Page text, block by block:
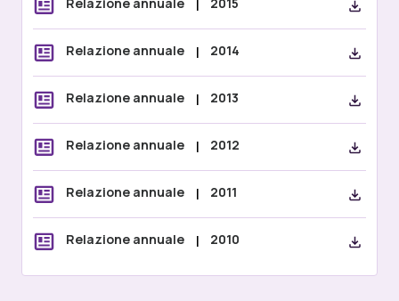
|
Relazione annuale | 2014
Relazione annuale | 2013
Relazione annuale | 2012
Relazione annuale | 2011
Relazione annuale | 2010